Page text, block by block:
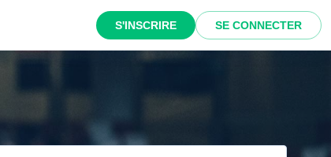
S'INSCRIRE SE CONNECTER